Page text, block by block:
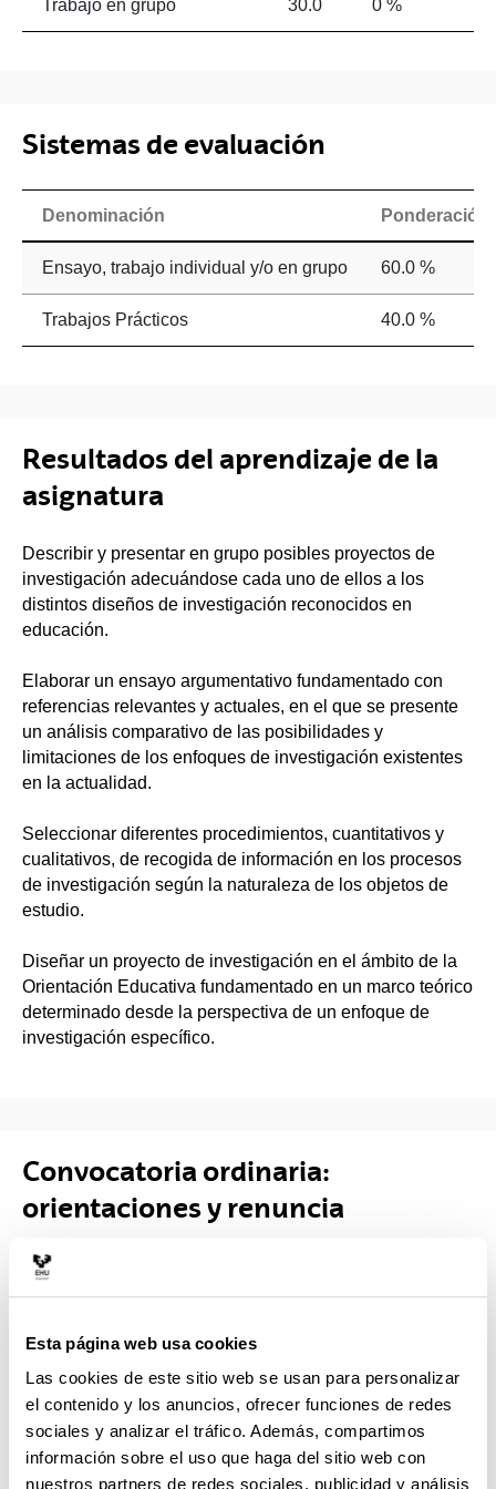
Esta página web usa cookies
Las cookies de este sitio web se usan para personalizar
el contenido y los anuncios, ofrecer funciones de redes
sociales y analizar el tráfico. Además, compartimos
información sobre el uso que haga del sitio web con
nuestros partners de redes sociales, publicidad y análisis
Trabajo en grupo 30.0 0 %
Sistemas de evaluación
Denominación Ponderación
Ensayo, trabajo individual y/o en grupo 60.0 %
Trabajos Prácticos 40.0 %
Resultados del aprendizaje de la
asignatura
Describir y presentar en grupo posibles proyectos de
investigación adecuándose cada uno de ellos a los
distintos diseños de investigación reconocidos en
educación.
Elaborar un ensayo argumentativo fundamentado con
referencias relevantes y actuales, en el que se presente
un análisis comparativo de las posibilidades y
limitaciones de los enfoques de investigación existentes
en la actualidad.
Seleccionar diferentes procedimientos, cuantitativos y
cualitativos, de recogida de información en los procesos
de investigación según la naturaleza de los objetos de
estudio.
Diseñar un proyecto de investigación en el ámbito de la
Orientación Educativa fundamentado en un marco teórico
determinado desde la perspectiva de un enfoque de
investigación específico.
Convocatoria ordinaria:
orientaciones y renuncia
ESKOLARA ETORTZEN DIRENAK
%80).
¿ Bakarka edota taldekako praktikak (azken
kalifikazioaren %40).
¿ Ikerketa proiektua (azken kalifikazioaren %60).